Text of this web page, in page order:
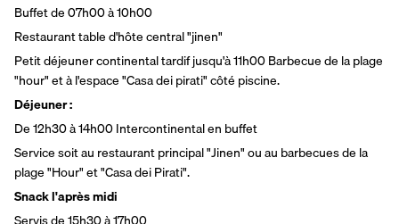
Buffet de 07h00 à 10h00
Restaurant table d'hôte central "jinen"
Petit déjeuner continental tardif jusqu'à 11h00 Barbecue de la plage
"hour" et à l'espace "Casa dei pirati" côté piscine.
Déjeuner :
De 12h30 à 14h00 Intercontinental en buffet
Service soit au restaurant principal "Jinen" ou au barbecues de la
plage "Hour" et "Casa dei Pirati".
Snack l'après midi